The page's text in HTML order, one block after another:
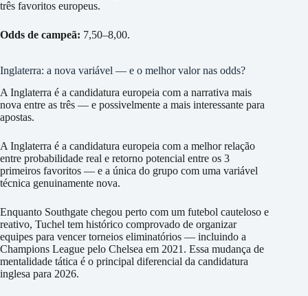
três favoritos europeus.
Odds de campeã: 7,50–8,00.
Inglaterra: a nova variável — e o melhor valor nas odds?
A Inglaterra é a candidatura europeia com a narrativa mais
nova entre as três — e possivelmente a mais interessante para
apostas.
A Inglaterra é a candidatura europeia com a melhor relação
entre probabilidade real e retorno potencial entre os 3
primeiros favoritos — e a única do grupo com uma variável
técnica genuinamente nova.
Enquanto Southgate chegou perto com um futebol cauteloso e
reativo, Tuchel tem histórico comprovado de organizar
equipes para vencer torneios eliminatórios — incluindo a
Champions League pelo Chelsea em 2021. Essa mudança de
mentalidade tática é o principal diferencial da candidatura
inglesa para 2026.